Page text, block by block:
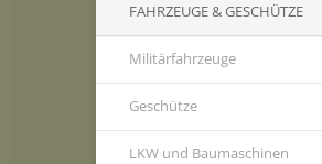
FAHRZEUGE & GESCHÜTZE
Militärfahrzeuge
Geschütze
LKW und Baumaschinen